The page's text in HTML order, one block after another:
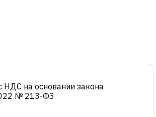
НДС на основании закона
№ 213-ФЗ